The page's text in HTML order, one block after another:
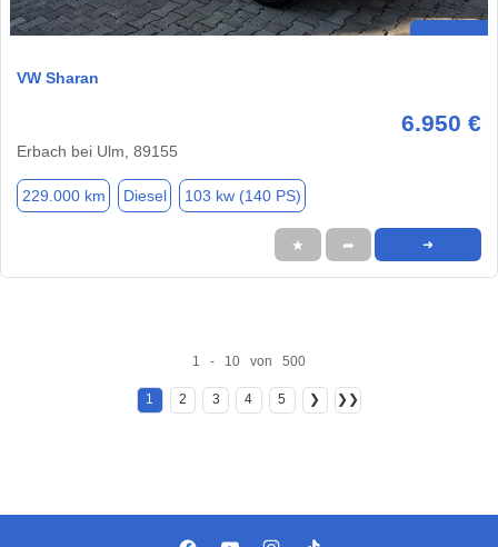
VW Sharan
6.950 €
Erbach bei Ulm, 89155
229.000 km Diesel 103 kw (140 PS)
★ ➦ ➜
1 - 10 von 500
1 2 3 4 5 ❯ ❯❯